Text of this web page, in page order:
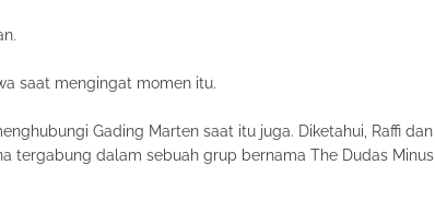
saat mengingat momen itu.
Gading Marten saat itu juga. Diketahui, Raffi dan
tergabung dalam sebuah grup bernama The Dudas Minus